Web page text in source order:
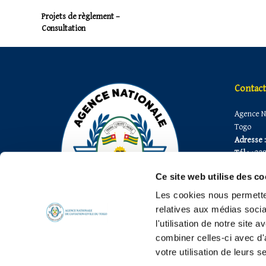
Ce site web utilise des
Les cookies nous
relatives aux médias
l'utilisation de notre site
combiner celles-ci avec
votre utilisation de leurs
Projets de règlement –
Consultation
Agence
Togo
Adresse :
Tél :
E-mail 1:
E-mail 2 :
E-mail 3 :